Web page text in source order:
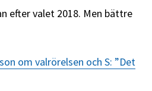
efter valet 2018. Men bättre
om valrörelsen och S: ”Det